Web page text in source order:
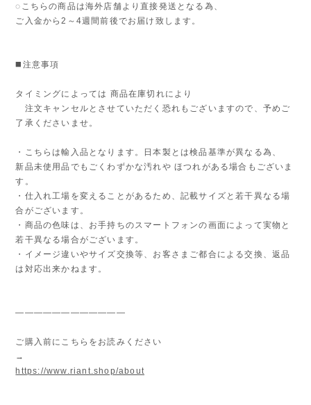
◌こちらの商品は海外店舗より直接発送となる為、
ご入金から2～4週間前後でお届け致します。
◼️注意事項
タイミングによっては 商品在庫切れにより
注文キャンセルとさせていただく恐れもございますので、予めご
了承くださいませ。
・こちらは輸入品となります。日本製とは検品基準が異なる為、
新品未使用品でもごくわずかな汚れや ほつれがある場合もございま
す。
・仕入れ工場を変えることがあるため、記載サイズと若干異なる場
合がございます。
・商品の色味は、お手持ちのスマートフォンの画面によって実物と
若干異なる場合がございます。
・イメージ違いやサイズ交換等、お客さまご都合による交換、返品
は対応出来かねます。
————————————
ご購入前にこちらをお読みください
→
https://www.riant.shop/about